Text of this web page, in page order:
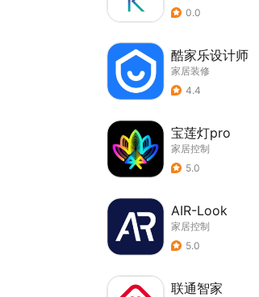
0.0
酷家乐设计师
家居装修
4.4
宝莲灯pro
家居控制
5.0
AIR-Look
家居控制
5.0
联通智家